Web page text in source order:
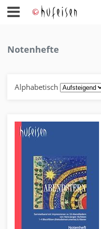
Notenhefte
Alphabetisch